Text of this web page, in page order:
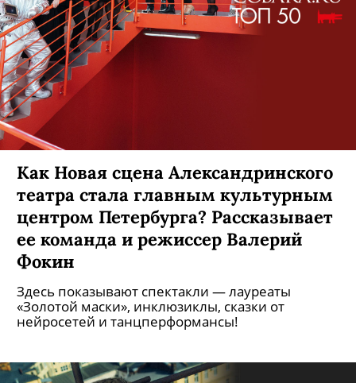
Как Новая сцена Александринского
театра стала главным культурным
центром Петербурга? Рассказывает
ее команда и режиссер Валерий
Фокин
Здесь показывают спектакли — лауреаты
«Золотой маски», инклюзиклы, сказки от
нейросетей и танцперформансы!